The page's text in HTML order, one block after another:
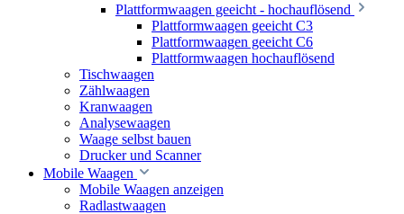
Plattformwaagen geeicht - hochauflösend
Plattformwaagen geeicht C3
Plattformwaagen geeicht C6
Plattformwaagen hochauflösend
Tischwaagen
Zählwaagen
Kranwaagen
Analysewaagen
Waage selbst bauen
Drucker und Scanner
Mobile Waagen
Mobile Waagen anzeigen
Radlastwaagen